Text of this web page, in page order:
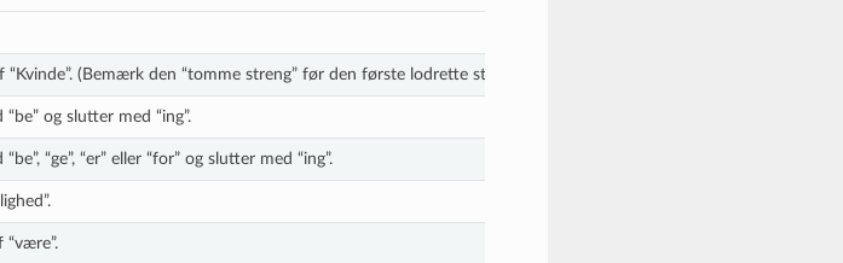
(Bemærk den “tomme streng” før den første lodrette streg).
og slutter med “ing”.
“ge”, “er” eller “for” og slutter med “ing”.
“være”.